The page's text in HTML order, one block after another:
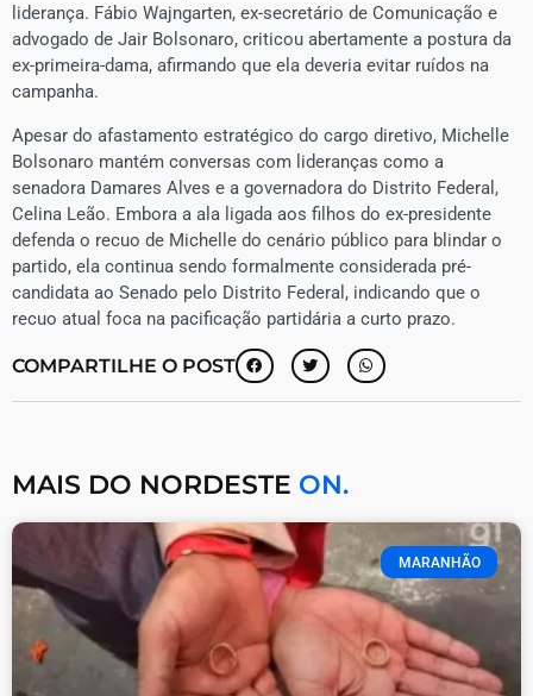
liderança. Fábio Wajngarten, ex-secretário de Comunicação e
advogado de Jair Bolsonaro, criticou abertamente a postura da
ex-primeira-dama, afirmando que ela deveria evitar ruídos na
campanha.
Apesar do afastamento estratégico do cargo diretivo, Michelle
Bolsonaro mantém conversas com lideranças como a
senadora Damares Alves e a governadora do Distrito Federal,
Celina Leão. Embora a ala ligada aos filhos do ex-presidente
defenda o recuo de Michelle do cenário público para blindar o
partido, ela continua sendo formalmente considerada pré-
candidata ao Senado pelo Distrito Federal, indicando que o
recuo atual foca na pacificação partidária a curto prazo.
COMPARTILHE O POST
MAIS DO NORDESTE ON.
MARANHÃO